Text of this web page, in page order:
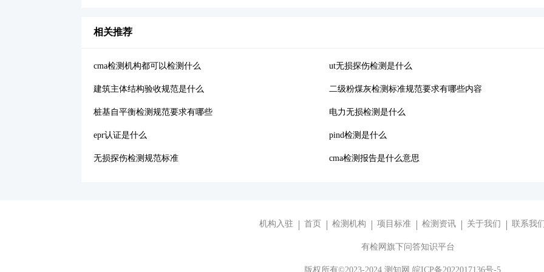
相关推荐
cma检测机构都可以检测什么 ut无损探伤检测是什么
建筑主体结构验收规范是什么 二级粉煤灰检测标准规范要求有哪些内容
桩基自平衡检测规范要求有哪些 电力无损检测是什么
epr认证是什么 pind检测是什么
无损探伤检测规范标准 cma检测报告是什么意思
机构入驻 首页 检测机构 项目标准 检测资讯 关于我们 联系我
有检网旗下问答知识平台
版权所有©2023-2024 测知网 皖ICP备2022017136号-5